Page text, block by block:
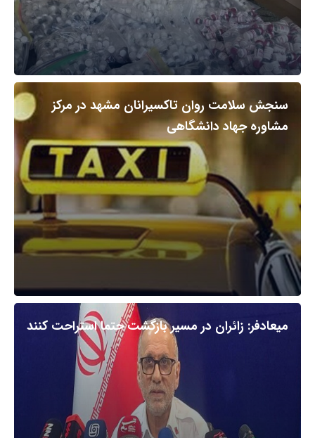
سنجش سلامت روان تاکسیرانان مشهد در مرکز
مشاوره جهاد دانشگاهی
میعادفر: زائران در مسیر بازگشت حتما استراحت کنند